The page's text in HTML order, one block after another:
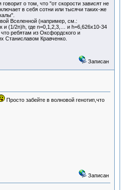
о том, что "от скорости зависят не
в себя сотни или тысячи таких-же
Вселенной (например, см.:
и (1/2n)h, где n=0,1,2,3,… и h=6,626x10-34
ребятам из Оксфордского и
Станиславом Кравченко.
Записан
Просто забейте в волновой генотип,что
Записан